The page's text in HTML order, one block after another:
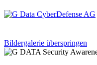
Bildergalerie überspringen